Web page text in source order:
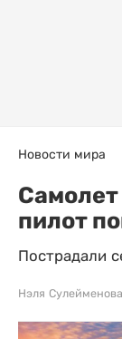
Новости мира
Самолет
пилот
Пострадали
Нэля Сулейменова